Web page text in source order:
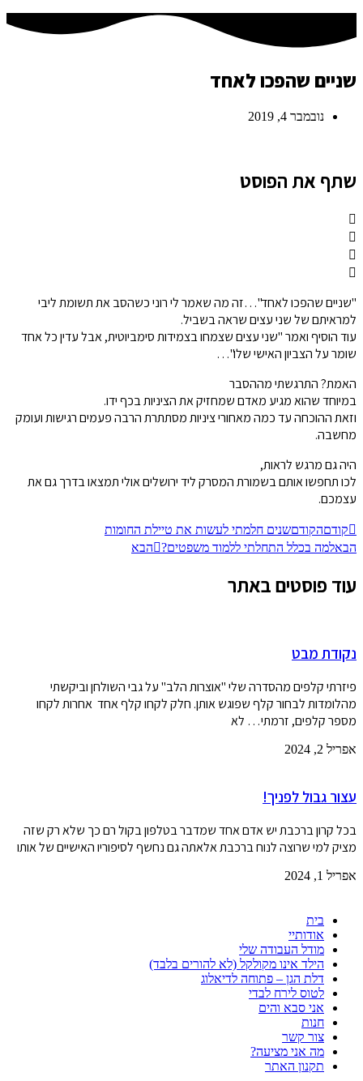
שניים שהפכו לאחד
נובמבר 4, 2019
שתף את הפוסט
"שניים שהפכו לאחד"…זה מה שאמר לי רוני כשהסב את תשומת ליבי
למראיתם של שני עצים שראה בשביל.
עוד הוסיף ואמר "שני עצים שצמחו בצמידות סימביוטית, אבל עדין כל אחד
שומר על הצביון האישי שלו"…
האמת? התרגשתי מההסבר
במיוחד שהוא מגיע מאדם שמחזיק את הציניות בכף ידו.
וזאת ההוכחה עד כמה מאחורי ציניות מסתתרת הרבה פעמים רגישות ועומק
מחשבה.
היה גם מרגש לראות,
לכו תחפשו אותם בשמורת המסרק ליד ירושלים אולי תמצאו בדרך גם את
עצמכם.
קודםהקודםשנים חלמתי לעשות את טיילת החומות
הבאלמה בכלל התחלתי ללמוד משפטים? הבא
עוד פוסטים באתר
נקודת מבט
פיזרתי קלפים מהסדרה שלי "אוצרות הלב" על גבי השולחן וביקשתי
מהלומדות לבחור קלף שפוגש אותן. חלק לקחו קלף אחד אחרות לקחו
מספר קלפים, זרמתי… לא
אפריל 2, 2024
עצור גבול לפניך!
בכל קרון ברכבת יש אדם אחד שמדבר בטלפון בקול רם כך שלא רק שזה
מציק למי שרוצה לנוח ברכבת אלאתה גם נחשף לסיפוריו האישיים של אותו
אפריל 1, 2024
בית
אודותיי
מודל העבודה שלי
הילד אינו מקולקל (לא להורים בלבד)
דלת הגן – פתוחה לדיאלוג
לטוס לירח לבדי
אני סבא והים
חנות
צור קשר
מה אני מציעה?
תקנון האתר